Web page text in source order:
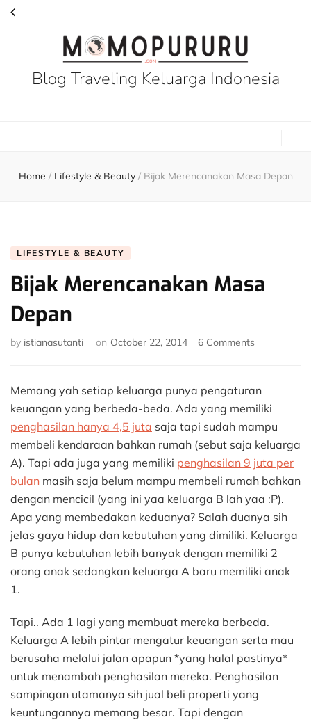
Blog Traveling Keluarga Indonesia
Home / Lifestyle & Beauty / Bijak Merencanakan Masa Depan
LIFESTYLE & BEAUTY
Bijak Merencanakan Masa
Depan
by istianasutanti on October 22, 2014 6 Comments
Masa
Memang yah setiap keluarga punya pengaturan
keuangan yang berbeda-beda. Ada yang memiliki
penghasilan hanya 4,5 juta saja tapi sudah mampu
membeli kendaraan bahkan rumah (sebut saja keluarga
A). Tapi ada juga yang memiliki penghasilan 9 juta per
bulan masih saja belum mampu membeli rumah bahkan
dengan mencicil (yang ini yaa keluarga B lah yaa :P).
Apa yang membedakan keduanya? Salah duanya sih
jelas gaya hidup dan kebutuhan yang dimiliki. Keluarga
B punya kebutuhan lebih banyak dengan memiliki 2
orang anak sedangkan keluarga A baru memiliki anak
1.
Tapi.. Ada 1 lagi yang membuat mereka berbeda.
Keluarga A lebih pintar mengatur keuangan serta mau
berusaha melalui jalan apapun *yang halal pastinya*
untuk menambah penghasilan mereka. Penghasilan
sampingan utamanya sih jual beli properti yang
keuntungannya memang besar. Tapi dengan